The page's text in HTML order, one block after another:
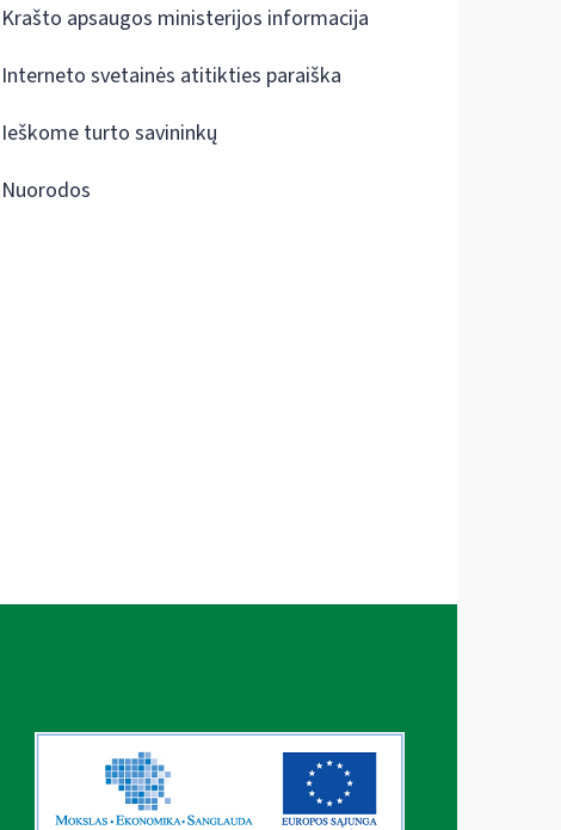
Krašto apsaugos ministerijos informacija
Interneto svetainės atitikties paraiška
Ieškome turto savininkų
Nuorodos